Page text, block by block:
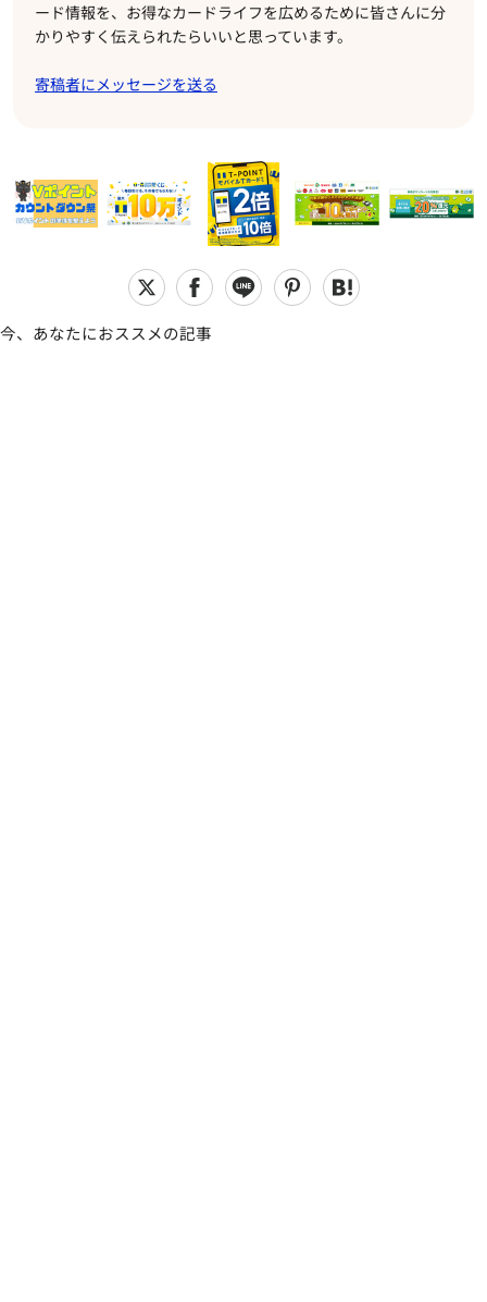
ード情報を、お得なカードライフを広めるために皆さんに分
かりやすく伝えられたらいいと思っています。
寄稿者にメッセージを送る
今、あなたにおススメの記事